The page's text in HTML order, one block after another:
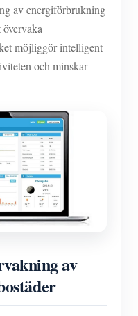
av energiförbrukning
möjliggör intelligent
och minskar
av